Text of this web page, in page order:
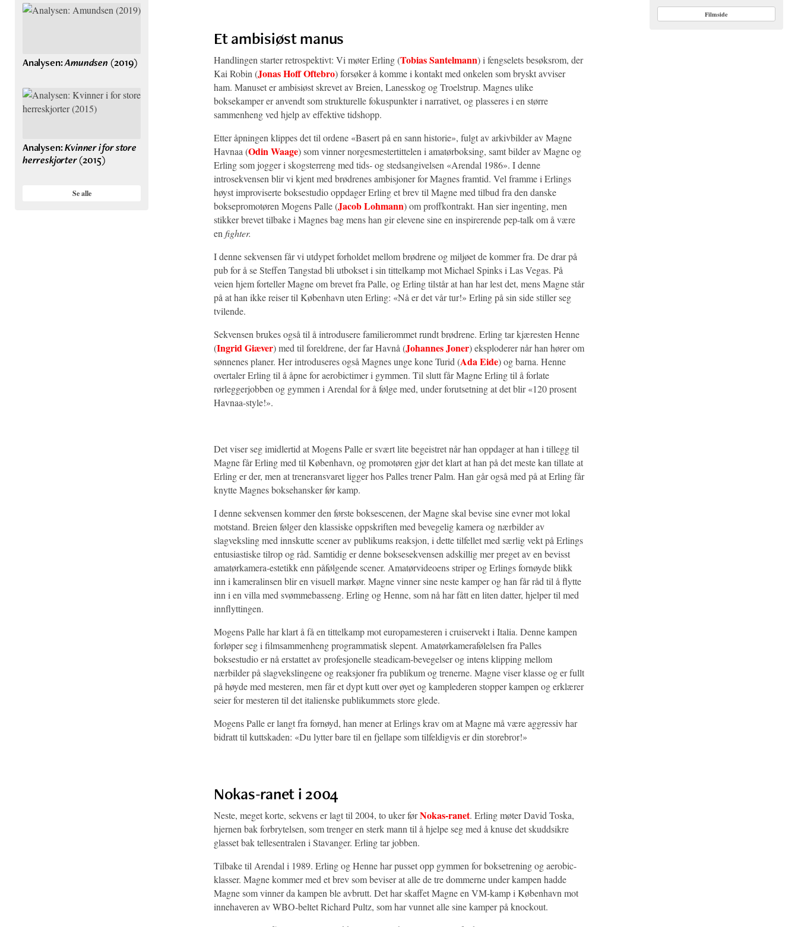
Et ambisiøst manus
Handlingen starter retrospektivt: Vi møter Erling (Tobias Santelmann) i fengselets besøksrom, der
Kai Robin (Jonas Hoff Oftebro) forsøker å komme i kontakt med onkelen som bryskt avviser
ham. Manuset er ambisiøst skrevet av Breien, Lanesskog og Troelstrup. Magnes ulike
boksekamper er anvendt som strukturelle fokuspunkter i narrativet, og plasseres i en større
sammenheng ved hjelp av effektive tidshopp.
Etter åpningen klippes det til ordene «Basert på en sann historie», fulgt av arkivbilder av Magne
Havnaa (Odin Waage) som vinner norgesmestertittelen i amatørboksing, samt bilder av Magne og
Erling som jogger i skogsterreng med tids- og stedsangivelsen «Arendal 1986». I denne
introsekvensen blir vi kjent med brødrenes ambisjoner for Magnes framtid. Vel framme i Erlings
høyst improviserte boksestudio oppdager Erling et brev til Magne med tilbud fra den danske
boksepromotøren Mogens Palle (Jacob Lohmann) om proffkontrakt. Han sier ingenting, men
stikker brevet tilbake i Magnes bag mens han gir elevene sine en inspirerende pep-talk om å være
en fighter.
I denne sekvensen får vi utdypet forholdet mellom brødrene og miljøet de kommer fra. De drar på
pub for å se Steffen Tangstad bli utbokset i sin tittelkamp mot Michael Spinks i Las Vegas. På
veien hjem forteller Magne om brevet fra Palle, og Erling tilstår at han har lest det, mens Magne står
på at han ikke reiser til København uten Erling: «Nå er det vår tur!» Erling på sin side stiller seg
tvilende.
Sekvensen brukes også til å introdusere familierommet rundt brødrene. Erling tar kjæresten Henne
(Ingrid Giæver) med til foreldrene, der far Havnå (Johannes Joner) eksploderer når han hører om
sønnenes planer. Her introduseres også Magnes unge kone Turid (Ada Eide) og barna. Henne
overtaler Erling til å åpne for aerobictimer i gymmen. Til slutt får Magne Erling til å forlate
rørleggerjobben og gymmen i Arendal for å følge med, under forutsetning at det blir «120 prosent
Havnaa-style!».
Det viser seg imidlertid at Mogens Palle er svært lite begeistret når han oppdager at han i tillegg til
Magne får Erling med til København, og promotøren gjør det klart at han på det meste kan tillate at
Erling er der, men at treneransvaret ligger hos Palles trener Palm. Han går også med på at Erling får
knytte Magnes boksehansker før kamp.
I denne sekvensen kommer den første boksescenen, der Magne skal bevise sine evner mot lokal
motstand. Breien følger den klassiske oppskriften med bevegelig kamera og nærbilder av
slagveksling med innskutte scener av publikums reaksjon, i dette tilfellet med særlig vekt på Erlings
entusiastiske tilrop og råd. Samtidig er denne boksesekvensen adskillig mer preget av en bevisst
amatørkamera-estetikk enn påfølgende scener. Amatørvideoens striper og Erlings fornøyde blikk
inn i kameralinsen blir en visuell markør. Magne vinner sine neste kamper og han får råd til å flytte
inn i en villa med svømmebasseng. Erling og Henne, som nå har fått en liten datter, hjelper til med
innflyttingen.
Mogens Palle har klart å få en tittelkamp mot europamesteren i cruiservekt i Italia. Denne kampen
forløper seg i filmsammenheng programmatisk slepent. Amatørkamerafølelsen fra Palles
boksestudio er nå erstattet av profesjonelle steadicam-bevegelser og intens klipping mellom
nærbilder på slagvekslingene og reaksjoner fra publikum og trenerne. Magne viser klasse og er fullt
på høyde med mesteren, men får et dypt kutt over øyet og kamplederen stopper kampen og erklærer
seier for mesteren til det italienske publikummets store glede.
Mogens Palle er langt fra fornøyd, han mener at Erlings krav om at Magne må være aggressiv har
bidratt til kuttskaden: «Du lytter bare til en fjellape som tilfeldigvis er din storebror!»
Nokas-ranet i 2004
Neste, meget korte, sekvens er lagt til 2004, to uker førNokas-ranet. Erling møter David Toska,
hjernen bak forbrytelsen, som trenger en sterk mann til å hjelpe seg med å knuse det skuddsikre
glasset bak tellesentralen i Stavanger. Erling tar jobben.
Tilbake til Arendal i 1989. Erling og Henne har pusset opp gymmen for boksetrening og aerobic-
klasser. Magne kommer med et brev som beviser at alle de tre dommerne under kampen hadde
Magne som vinner da kampen ble avbrutt. Det har skaffet Magne en VM-kamp i København mot
innehaveren av WBO-beltet Richard Pultz, som har vunnet alle sine kamper på knockout.
Analysen:Amundsen (2019)
Analysen:Kvinner i for store
herreskjorter(2015)
Se alle
Filmside